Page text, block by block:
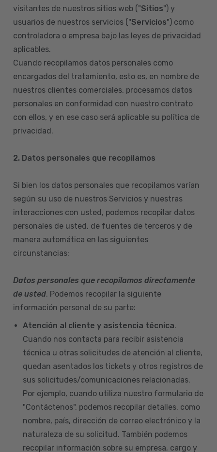
visitantes de nuestros sitios web ("Sitios") y
usuarios de nuestros servicios ("Servicios") como
controladora o empresa bajo las leyes de privacidad
aplicables.
Cuando recopilamos datos personales como
encargados del tratamiento, esto es, en nombre de
nuestros clientes comerciales, procesamos datos
personales en conformidad con nuestro contrato
con ellos, y en ese caso será aplicable su política de
privacidad.
2. Datos personales que recopilamos
Si bien los datos personales que recopilamos varían
según su uso de nuestros Servicios y nuestras
interacciones con usted, podemos recopilar datos
personales de usted, de fuentes de terceros y de
manera automática en las siguientes
circunstancias:
Datos personales que recopilamos directamente
de usted. Podemos recopilar la siguiente
información personal de su parte:
Atención al cliente y asistencia técnica.
Cuando nos contacta para recibir asistencia
técnica u otras solicitudes de atención al cliente,
quedan asentados los tickets y otros registros de
sus solicitudes/comunicaciones relacionadas.
Por ejemplo, cuando utiliza nuestro formulario de
"Contáctenos", podemos recopilar detalles, como
nombre, país, dirección de correo electrónico y la
naturaleza de su solicitud. También podemos
recopilar información sobre su empresa, cargo y